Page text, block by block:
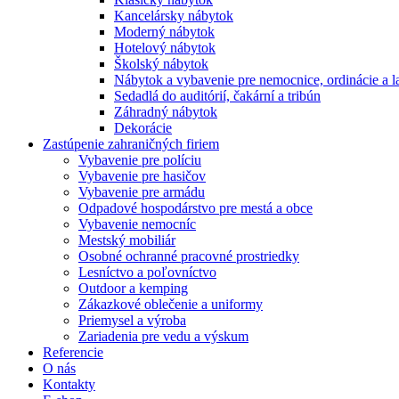
Kancelársky nábytok
Moderný nábytok
Hotelový nábytok
Školský nábytok
Nábytok a vybavenie pre nemocnice, ordinácie a
Sedadlá do auditórií, čakární a tribún
Záhradný nábytok
Dekorácie
Zastúpenie zahraničných firiem
Vybavenie pre políciu
Vybavenie pre hasičov
Vybavenie pre armádu
Odpadové hospodárstvo pre mestá a obce
Vybavenie nemocníc
Mestský mobiliár
Osobné ochranné pracovné prostriedky
Lesníctvo a poľovníctvo
Outdoor a kemping
Zákazkové oblečenie a uniformy
Priemysel a výroba
Zariadenia pre vedu a výskum
Referencie
O nás
Kontakty